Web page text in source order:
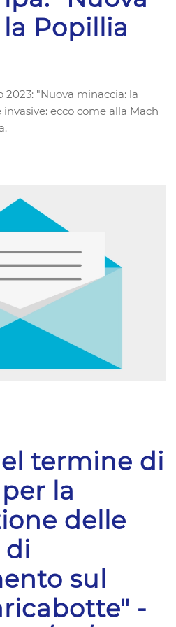
Popillia
2023: "Nuova minaccia: la
ecco come alla Mach
termine di
la
delle
di
sul
-